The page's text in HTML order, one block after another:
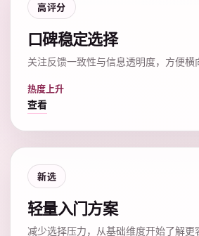
高评分
口碑稳定选择
关注反馈一致性与信息透明度，方便横
热度上升
查看
新选
轻量入门方案
减少选择压力，从基础维度开始了解更